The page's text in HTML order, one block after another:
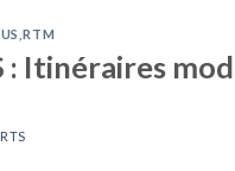
,RTM
: Itinéraires